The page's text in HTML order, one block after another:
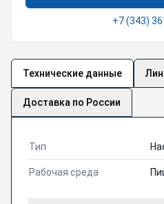
+7 (343)
Технические данные
Доставка по России
Тип
Рабочая среда